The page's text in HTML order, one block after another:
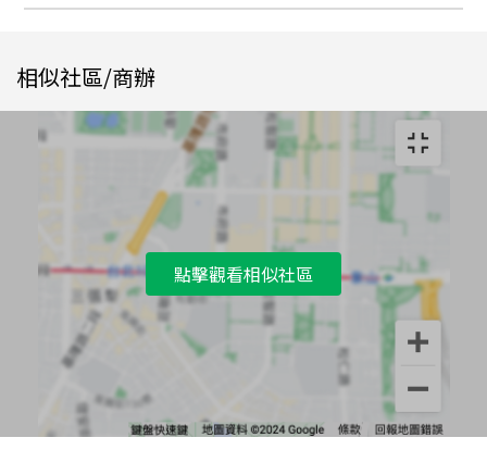
相似社區/商辦
點擊觀看相似社區